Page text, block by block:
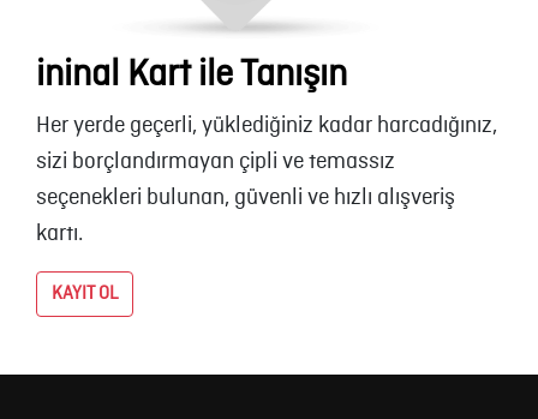
ininal Kart ile Tanışın
Her yerde geçerli, yüklediğiniz kadar harcadığınız,
sizi borçlandırmayan çipli ve temassız
seçenekleri bulunan, güvenli ve hızlı alışveriş
kartı.
KAYIT OL